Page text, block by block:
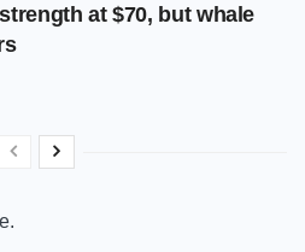
at $70, but whale